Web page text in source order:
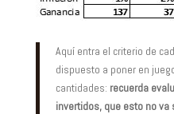
Aquí entra el criterio de
dispuesto a poner en
cantidades: recuerda
invertidos, que esto no va